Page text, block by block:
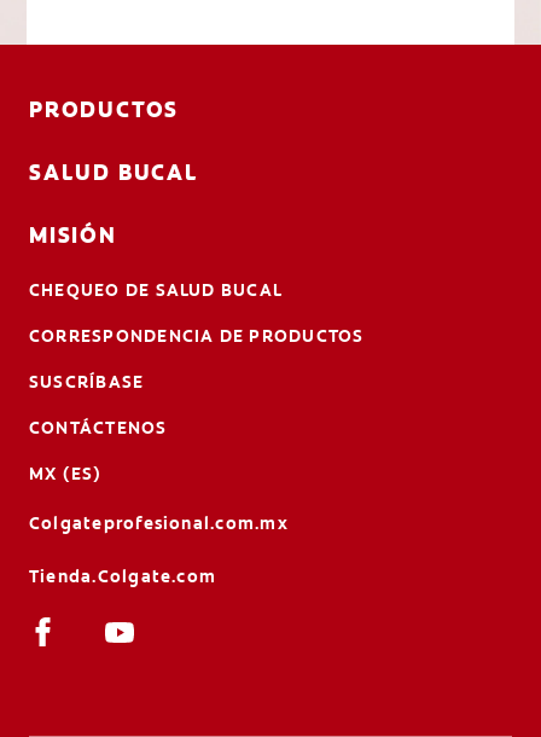
PRODUCTOS
SALUD BUCAL
MISIÓN
CHEQUEO DE SALUD BUCAL
CORRESPONDENCIA DE PRODUCTOS
SUSCRÍBASE
CONTÁCTENOS
MX (ES)
Colgateprofesional.com.mx
Tienda.Colgate.com